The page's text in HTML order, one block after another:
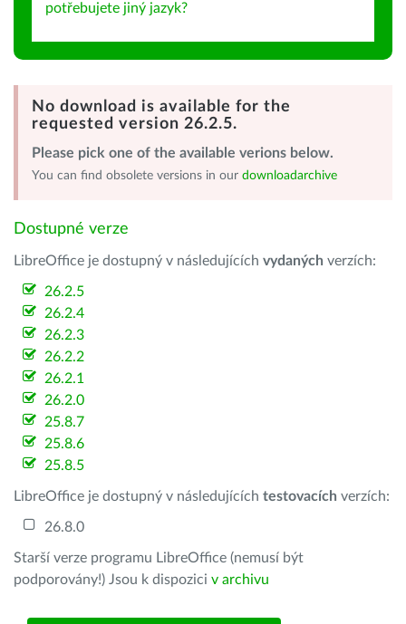
potřebujete jiný jazyk?
No download is available for the
requested version 26.2.5.
Please pick one of the available verions below.
You can find obsolete versions in our downloadarchive
Dostupné verze
LibreOffice je dostupný v následujících vydaných verzích:
26.2.5
26.2.4
26.2.3
26.2.2
26.2.1
26.2.0
25.8.7
25.8.6
25.8.5
LibreOffice je dostupný v následujících testovacích verzích:
26.8.0
Starší verze programu LibreOffice (nemusí být
podporovány!) Jsou k dispozici v archivu